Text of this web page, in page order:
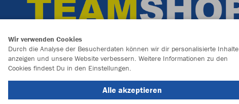
Wir verwenden Cookies
Durch die Analyse der Besucherdaten können wir dir personalisierte Inhalte
anzeigen und unsere Website verbessern. Weitere Informationen zu den
Cookies findest Du in den Einstellungen.
Alle akzeptieren